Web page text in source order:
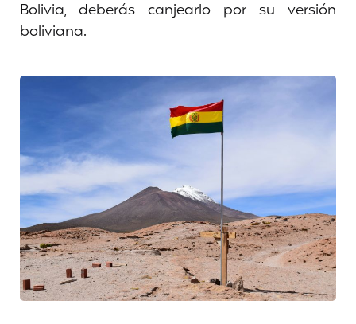
Bolivia, deberás canjearlo por su versión
boliviana.